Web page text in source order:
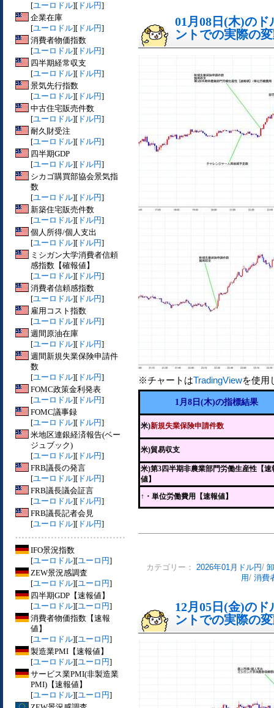
[ユーロドル][ ドル円]
企業在庫
[ユーロドル][ ドル円]
消費者物価指数
[ユーロドル][ ドル円]
四半期経常収支
[ユーロドル][ ドル円]
景気先行指数
[ユーロドル][ ドル円]
中古住宅販売件数
[ユーロドル][ ドル円]
耐久財受注
[ユーロドル][ ドル円]
四半期GDP
[ユーロドル][ ドル円]
シカゴ購買部協会景気指
数
[ユーロドル][ ドル円]
新築住宅販売件数
[ユーロドル][ ドル円]
個人所得/個人支出
[ユーロドル][ ドル円]
ミシガン大学消費者信頼
感指数【確報値】
[ユーロドル][ ドル円]
消費者信頼感指数
[ユーロドル][ ドル円]
雇用コスト指数
[ユーロドル][ ドル円]
週間原油在庫
[ユーロドル][ ドル円]
週間新規失業保険申請件
数
[ユーロドル][ ドル円]
FOMC政策金利発表
[ユーロドル][ ドル円]
FOMC議事録
[ユーロドル][ ドル円]
米地区連銀経済報告(ベー
ジュブック)
[ユーロドル][ ドル円]
FRB議長の発言
[ユーロドル][ ドル円]
FRB議長議会証言
[ユーロドル][ ドル円]
FRB議長記者会見
[ユーロドル][ ドル円]
IFO景況指数
[ユーロドル][ユーロ円]
ZEW景況感調査
[ユーロドル][ユーロ円]
四半期GDP【速報値】
[ユーロドル][ユーロ円]
消費者物価指数【速報
値】
[ユーロドル][ユーロ円]
製造業PMI【速報値】
[ユーロドル][ユーロ円]
サービス業PMI(非製造業
PMI)【速報値】
[ユーロドル][ユーロ円]
01月08日(木)の
ントでの実際の
※チャートはTradingViewを使用
1月8日(木)の指標結果
米)新規失業保険申請件数
米)貿易収支
米)第3四半期非農業部門労働生産性【速
値】
↑・単位労働費用【速報値】
カテゴリー： 2026年01月ドル円/
用/ 消費
12月05日(金)の
ントでの実際の